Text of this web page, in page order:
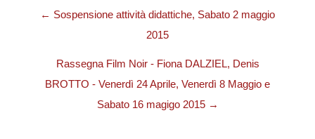
← Sospensione attività didattiche, Sabato 2 maggio
2015
Rassegna Film Noir - Fiona DALZIEL, Denis
BROTTO - Venerdì 24 Aprile, Venerdì 8 Maggio e
Sabato 16 magigo 2015 →